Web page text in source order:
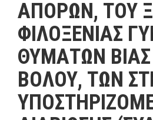
ΑΠΟΡΩΝ, ΤΟΥ
ΦΙΛΟΞΕΝΙΑΣ
ΘΥΜΑΤΩΝ
ΒΟΛΟΥ, ΤΩΝ